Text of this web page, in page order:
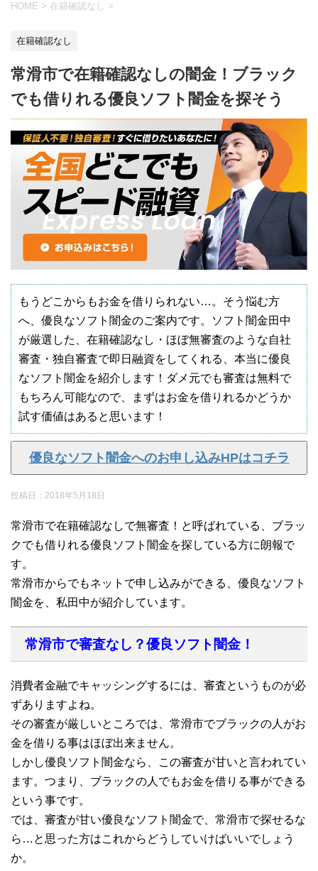
HOME > 在籍確認なし >
在籍確認なし
常滑市で在籍確認なしの闇金！ブラック
でも借りれる優良ソフト闇金を探そう
もうどこからもお金を借りられない…。そう悩む方
へ、優良なソフト闇金のご案内です。ソフト闇金田中
が厳選した、在籍確認なし・ほぼ無審査のような自社
審査・独自審査で即日融資をしてくれる、本当に優良
なソフト闇金を紹介します！ダメ元でも審査は無料で
もちろん可能なので、まずはお金を借りれるかどうか
試す価値はあると思います！
優良なソフト闇金へのお申し込みHPはコチラ
投稿日： 2018年5月18日
常滑市で在籍確認なしで無審査！と呼ばれている、ブラッ
クでも借りれる優良ソフト闇金を探している方に朗報で
す。
常滑市からでもネットで申し込みができる、優良なソフト
闇金を、私田中が紹介しています。
常滑市で審査なし？優良ソフト闇金！
消費者金融でキャッシングするには、審査というものが必
ずありますよね。
その審査が厳しいところでは、常滑市でブラックの人がお
金を借りる事はほぼ出来ません。
しかし優良ソフト闇金なら、この審査が甘いと言われてい
ます。つまり、ブラックの人でもお金を借りる事ができる
という事です。
では、審査が甘い優良なソフト闇金で、常滑市で探せるな
ら…と思った方はこれからどうしていけばいいでしょう
か。